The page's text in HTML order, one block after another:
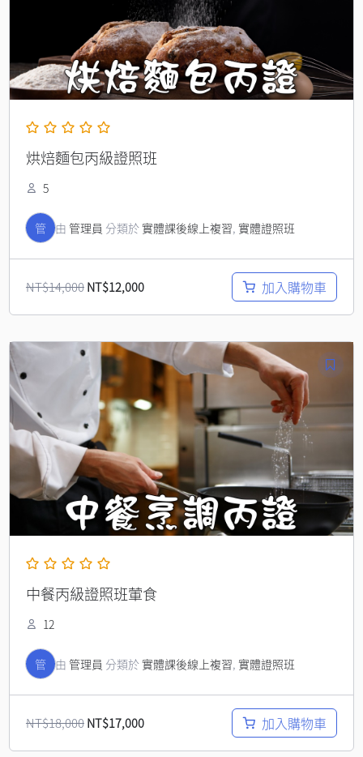
烘焙麵包丙級證照班
5
管 由 管理員 分類於實體課後線上複習, 實體證照班
NT$14,000NT$12,000 加入購物車
中餐丙級證照班葷食
12
管 由 管理員 分類於實體課後線上複習, 實體證照班
NT$18,000
原
價
格：
NT$18,000。
NT$17,000
價
格：
NT$17,000。
加入購物車